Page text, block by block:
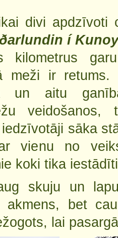
divi apdzīvoti
í
kilometrus
meži ir
un aitu
veidošanos,
sāka
vienu no
koki tika
skuju un
akmens, bet
lai